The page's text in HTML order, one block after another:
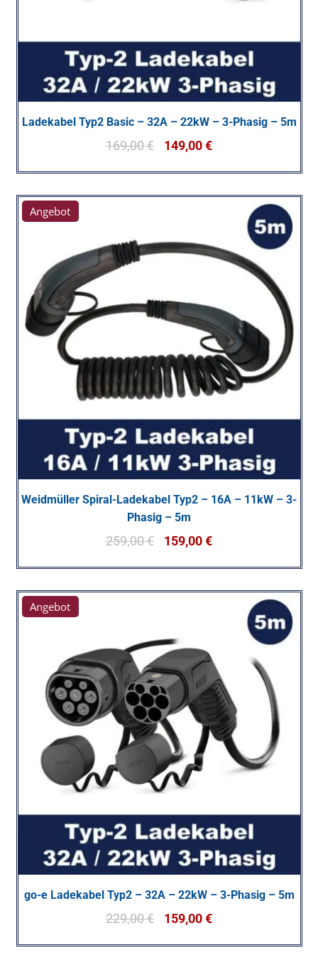
Ladekabel Typ2 Basic – 32A – 22kW – 3-Phasig – 5m
169,00€ 149,00€
Angebot
Weidmüller Spiral-Ladekabel Typ2 – 16A – 11kW – 3-
Phasig – 5m
259,00€ 159,00€
Angebot
go-e Ladekabel Typ2 – 32A – 22kW – 3-Phasig – 5m
229,00€ 159,00€